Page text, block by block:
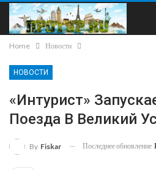
Home Новости
НОВОСТИ
«Интурист»
Поезда В Великий
By Fiskar Последнее обновление